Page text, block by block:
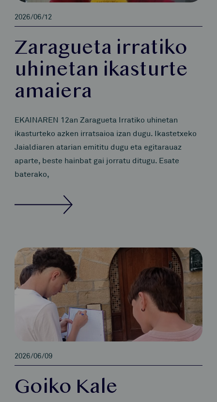
2026/06/12
Zaragueta irratiko
uhinetan ikasturte
amaiera
EKAINAREN 12an Zaragueta Irratiko uhinetan
ikasturteko azken irratsaioa izan dugu. Ikastetxeko
Jaialdiaren atarian emititu dugu eta egitarauaz
aparte, beste hainbat gai jorratu ditugu. Esate
baterako,
2026/06/09
Goiko Kale